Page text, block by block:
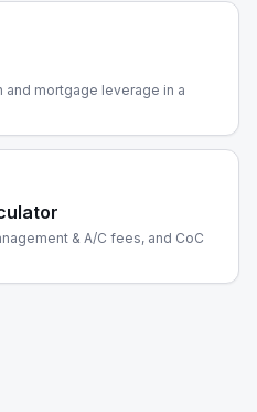
mortgage leverage in a
& A/C fees, and CoC